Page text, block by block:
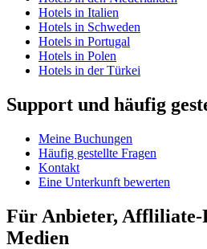
Hotels in Italien
Hotels in Schweden
Hotels in Portugal
Hotels in Polen
Hotels in der Türkei
Support und häufig
Meine Buchungen
Häufig gestellte Fragen
Kontakt
Eine Unterkunft bewerten
Für Anbieter, Affliliate-
Medien